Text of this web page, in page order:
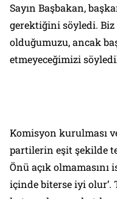
Sayın Başbakan,
gerektiğini söyledi. Biz
olduğumuzu, ancak
etmeyeceğimizi
Komisyon kurulması
partilerin eşit şekilde
Önü açık olmamasını
içinde biterse iyi olur’.